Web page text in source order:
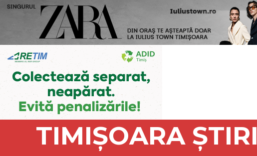
TIMIȘOARA ȘTIRI